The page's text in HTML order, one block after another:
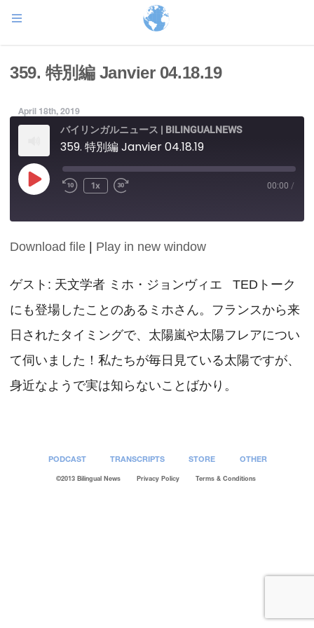
359. 特別編 Janvier 04.18.19
April 18th, 2019
バイリンガルニュース | BILINGUALNEWS
359. 特別編 Janvier 04.18.19
Play
Episode
1x 00:00 /
SHARE
LINK
EMBED
Download file Play in new window
ゲスト: 天文学者 ミホ・ジョンヴィエ TEDトーク
にも登場したことのあるミホさん。フランスから来
日されたタイミングで、太陽嵐や太陽フレアについ
て伺いました！私たちが毎日見ている太陽ですが、
身近なようで実は知らないことばかり。
PODCAST TRANSCRIPTS STORE OTHER
©2013 Bilingual News Privacy Policy Terms & Conditions